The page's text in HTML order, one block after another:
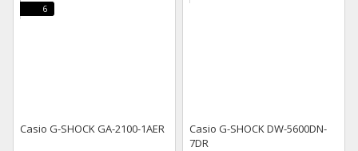
6
Casio G-SHOCK GA-2100-1AER
Casio G-SHOCK DW-5600DN-
7DR